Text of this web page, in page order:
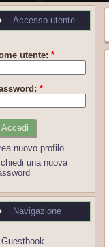
Accesso utente
utente: *
*
nuovo profilo
una nuova
Navigazione
Guestbook